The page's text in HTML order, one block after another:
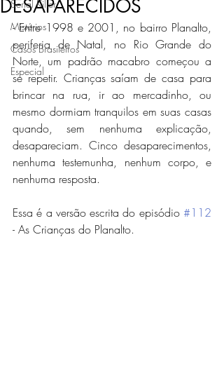
Serial Killer
Mistérios
Casos Brasileiros
Especial
DESAPARECIDOS
- Entre 1998 e 2001, no bairro Planalto,
periferia de Natal, no Rio Grande do
Norte, um padrão macabro começou a
se repetir. Crianças saíam de casa para
brincar na rua, ir ao mercadinho, ou
mesmo dormiam tranquilos em suas casas
quando, sem nenhuma explicação,
desapareciam. Cinco desaparecimentos,
nenhuma testemunha, nenhum corpo, e
nenhuma resposta.
Essa é a versão escrita do episódio #112
- As Crianças do Planalto.